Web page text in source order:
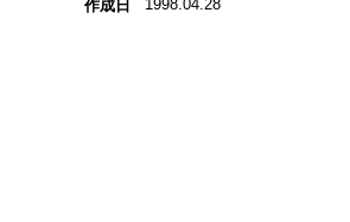
作成日 1998.04.28